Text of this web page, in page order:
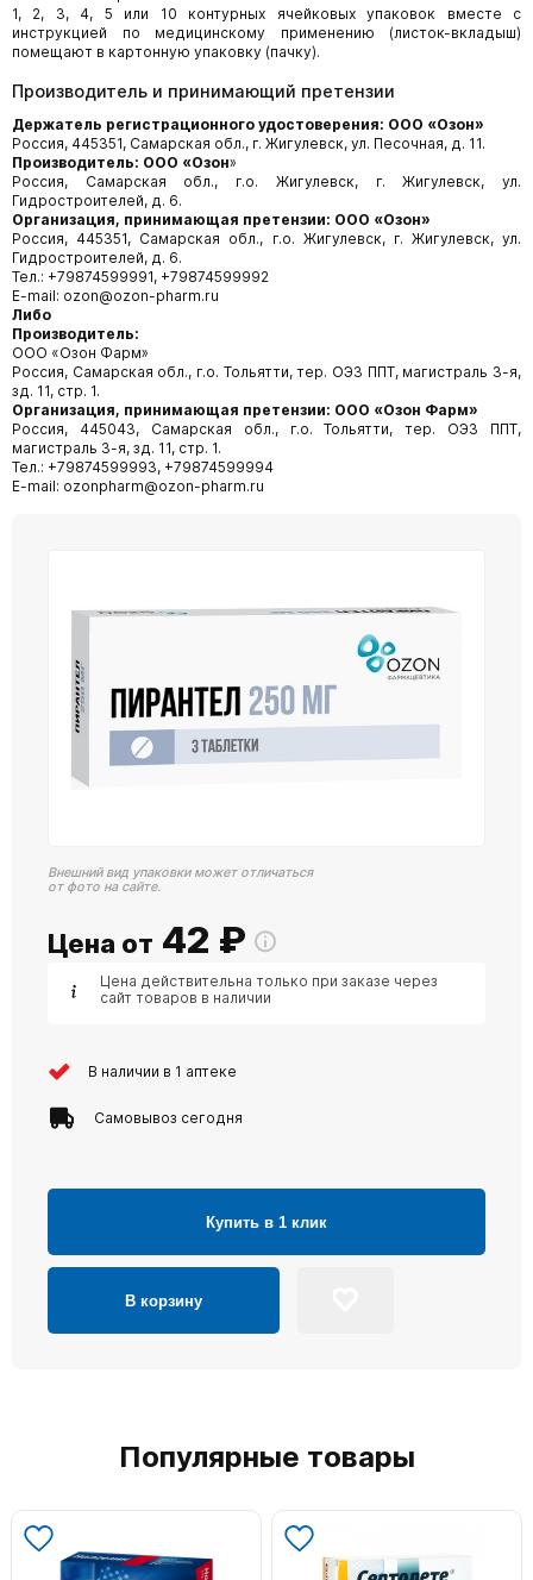
1, 2, 3, 4, 5 или 10 контурных ячейковых упаковок вместе с
инструкцией по медицинскому применению (листок-вкладыш)
помещают в картонную упаковку (пачку).
Производитель и принимающий претензии
Держатель регистрационного удостоверения: ООО «Озон»
Россия, 445351, Самарская обл., г. Жигулевск, ул. Песочная, д. 11.
Производитель: ООО «Озон»
Россия, Самарская обл., г.о. Жигулевск, г. Жигулевск, ул.
Гидростроителей, д. 6.
Организация, принимающая претензии: ООО «Озон»
Россия, 445351, Самарская обл., г.о. Жигулевск, г. Жигулевск, ул.
Гидростроителей, д. 6.
Тел.: +79874599991, +79874599992
E-mail: ozon@ozon-pharm.ru
Либо
Производитель:
ООО «Озон Фарм»
Россия, Самарская обл., г.о. Тольятти, тер. ОЭЗ ППТ, магистраль 3-я,
зд. 11, стр. 1.
Организация, принимающая претензии: ООО «Озон Фарм»
Россия, 445043, Самарская обл., г.о. Тольятти, тер. ОЭЗ ППТ,
магистраль 3-я, зд. 11, стр. 1.
Тел.: +79874599993, +79874599994
E-mail: ozonpharm@ozon-pharm.ru
Внешний вид упаковки может отличаться
от фото на сайте.
Цена от 42 ₽
Цена действительна только при заказе через
сайт товаров в наличии
В наличии в 1 аптеке
Самовывоз сегодня
Купить в 1 клик
В корзину
Популярные товары